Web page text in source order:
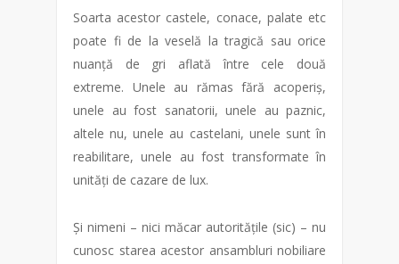
Soarta acestor castele, conace, palate etc
poate fi de la veselă la tragică sau orice
nuanță de gri aflată între cele două
extreme. Unele au rămas fără acoperiș,
unele au fost sanatorii, unele au paznic,
altele nu, unele au castelani, unele sunt în
reabilitare, unele au fost transformate în
unități de cazare de lux.
Și nimeni – nici măcar autoritățile (sic) – nu
cunosc starea acestor ansambluri nobiliare